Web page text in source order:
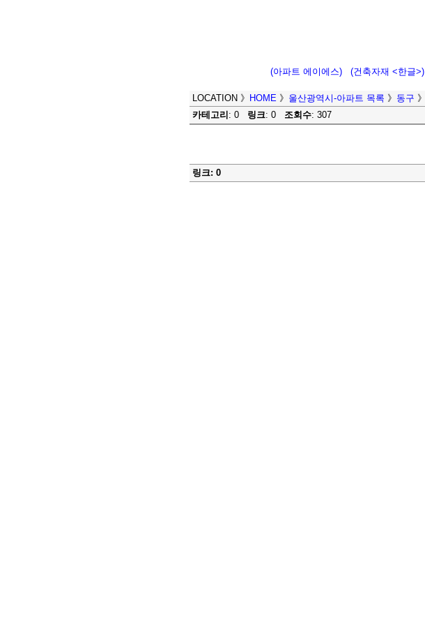
(아파트 에이에스) (건축자재 <한글>)
LOCATION 》 HOME 》 울산광역시-아파트 목록 》 동구 》
카테고리 : 0 링크: 0 조회수: 307
링크: 0